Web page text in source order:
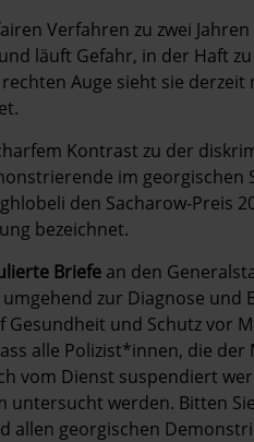
Verfahren zu zwei
läuft Gefahr, in der Haft
Auge sieht sie derzeit
Kontrast zu der
im georgischen
den Sacharow-Preis
bezeichnet.
Briefe an den
zur Diagnose und
und Schutz vor
alle Polizist*innen, die der
vom Dienst suspendiert
untersucht werden. Bitten
allen georgischen